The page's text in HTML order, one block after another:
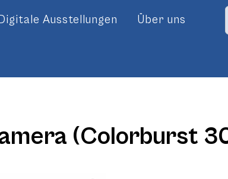
Digitale Ausstellungen Über uns
(Colorburst